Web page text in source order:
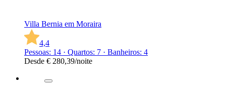
Villa Bernia em Moraira
4,4
Pessoas: 14 · Quartos: 7 · Banheiros: 4
Desde € 280,39/noite